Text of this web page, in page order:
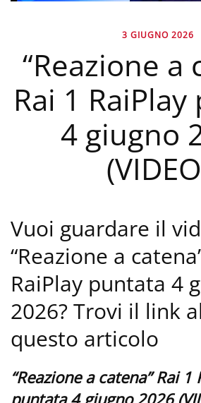
3 GIUGNO 2026
“Reazione a
Rai 1
4 giugno
Vuoi guardare il
“Reazione a
RaiPlay puntata 4
2026? Trovi il link
questo articolo
“Reazione a catena” Rai 1
puntata 4 giugno 2026